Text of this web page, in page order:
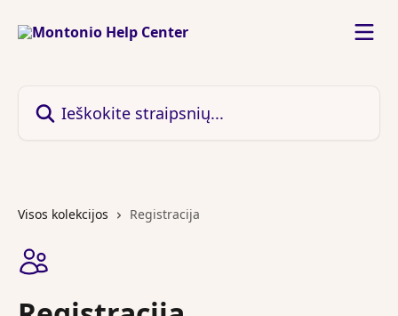
Visos kolekcijos Registracija